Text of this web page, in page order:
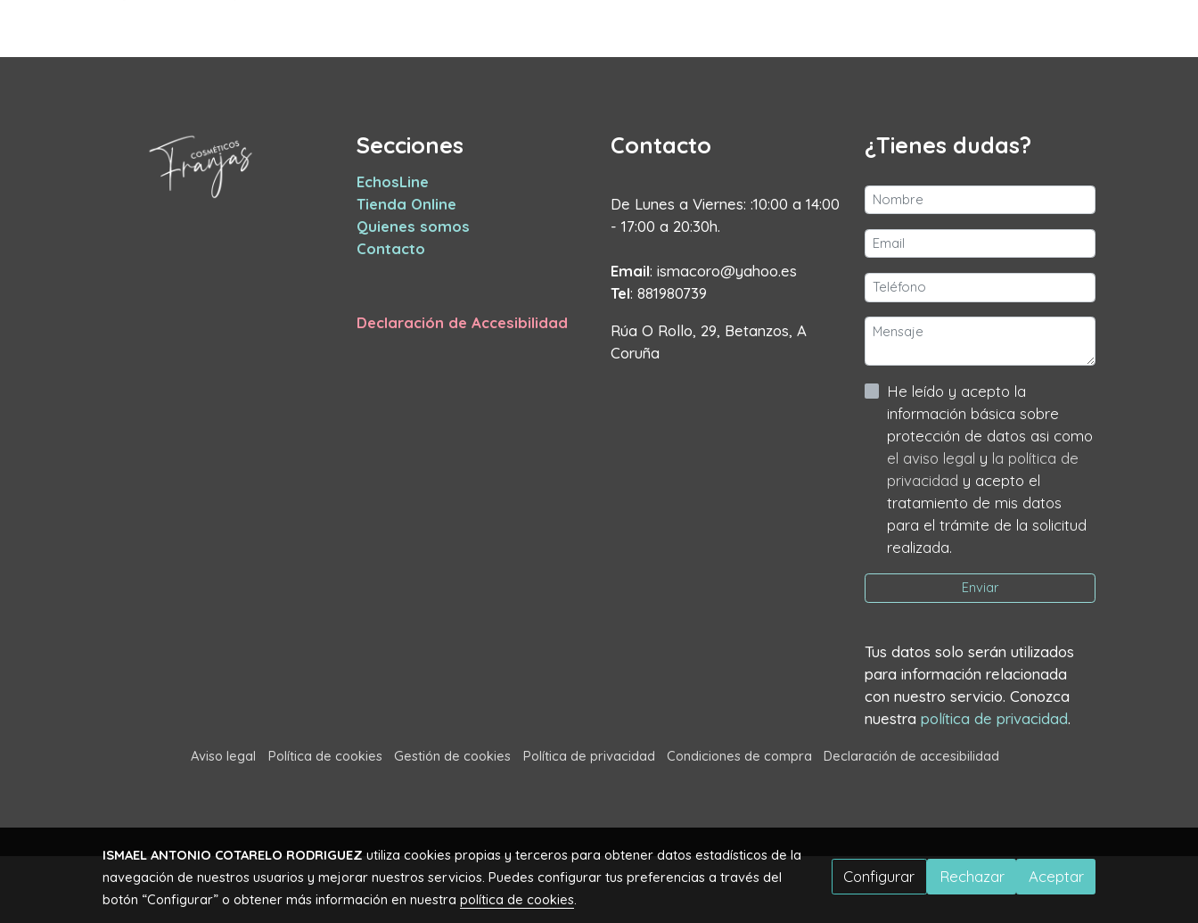
Secciones
EchosLine
Tienda Online
Quienes somos
Contacto
Declaración de Accesibilidad
Contacto
De Lunes a Viernes: :10:00 a 14:00
- 17:00 a 20:30h.
Email: ismacoro@yahoo.es
Tel: 881980739
Rúa O Rollo, 29, Betanzos, A
Coruña
¿Tienes dudas?
He leído y acepto la
información básica sobre
protección de datos asi como
el aviso legal y la política de
privacidad y acepto el
tratamiento de mis datos
para el trámite de la solicitud
realizada.
Enviar
Tus datos solo serán utilizados
para información relacionada
con nuestro servicio. Conozca
nuestra política de privacidad.
Aviso legal Política de cookies Gestión de cookies Política de privacidad Condiciones de compra Declaración de accesibilidad
ISMAEL ANTONIO COTARELO RODRIGUEZ utiliza cookies propias y terceros para obtener datos estadísticos de la
navegación de nuestros usuarios y mejorar nuestros servicios. Puedes configurar tus preferencias a través del
botón “Configurar” o obtener más información en nuestra política de cookies.
Configurar Rechazar Aceptar